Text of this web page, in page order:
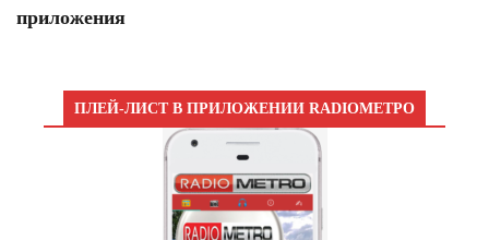
приложения
ПЛЕЙ-ЛИСТ В ПРИЛОЖЕНИИ RADIOМЕТРО